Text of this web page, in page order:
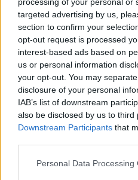
targeted advertising by us,
section to confirm your
opt-out request is processed
interest-based ads based on
us or personal information
your opt-out. You may
disclosure of your personal
IAB’s list of downstream
also be disclosed by us to third
Downstream Participants that
Please note that this website/
Personal Data Processing
AUTORE
Staff